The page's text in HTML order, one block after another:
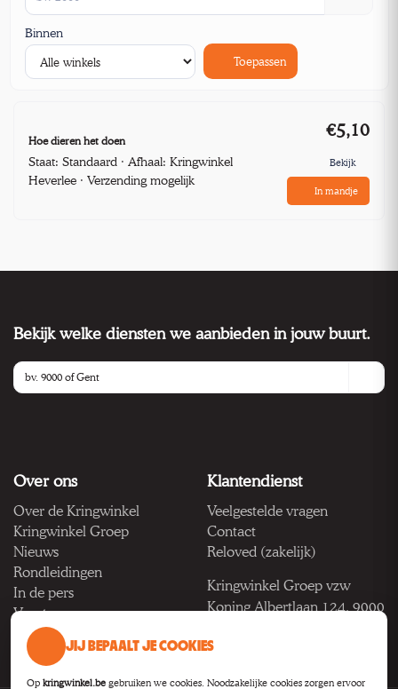
Binnen
Toepassen
Hoe dieren het doen
Staat: Standaard · Afhaal: Kringwinkel
Heverlee · Verzending mogelijk
€5,10
Bekijk
In mandje
Bekijk welke diensten we aanbieden in jouw buurt.
Over ons
Over de Kringwinkel
Kringwinkel Groep
Nieuws
Rondleidingen
In de pers
Vacatures
Klantendienst
Veelgestelde vragen
Contact
Reloved (zakelijk)
Kringwinkel Groep vzw
Koning Albertlaan 124, 9000
BTW BE 1033.922.208
JIJ BEPAALT JE COOKIES
Op kringwinkel.be gebruiken we cookies. Noodzakelijke cookies zorgen ervoor